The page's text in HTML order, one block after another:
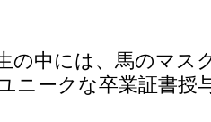
の中には、馬のマス
ニークな卒業証書授